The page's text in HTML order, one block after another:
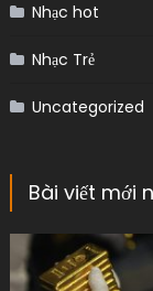
Nhạc hot
Nhạc Trẻ
Uncategorized
Bài viết mới